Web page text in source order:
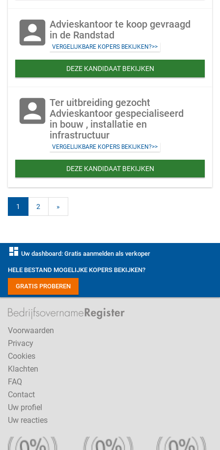
account_box Advieskantoor te koop gevraagd
in de Randstad
VERGELIJKBARE KOPERS BEKIJKEN?>>
DEZE KANDIDAAT BEKIJKEN
account_box Ter uitbreiding gezocht
Advieskantoor gespecialiseerd
in bouw , installatie en
infrastructuur
VERGELIJKBARE KOPERS BEKIJKEN?>>
DEZE KANDIDAAT BEKIJKEN
1 2 »
dashboard Uw dashboard: Gratis aanmelden als verkoper
HELE BESTAND MOGELIJKE KOPERS BEKIJKEN?
GRATIS PROBEREN
Voorwaarden
Privacy
Cookies
Klachten
FAQ
Contact
Uw profiel
Uw reacties